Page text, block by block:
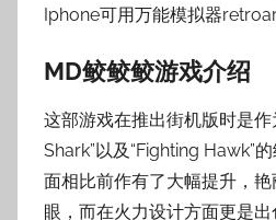
子
Iphone可用万能模拟器
MD鲛鲛鲛游戏介绍
这部游戏在推出街机版时是作
Shark”以及“Fighting Hawk”
面相比前作有了大幅提升，
眼，而在火力设计方面更是